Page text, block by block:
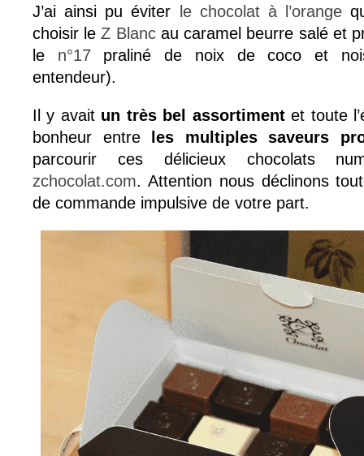
J’ai ainsi pu éviter
le chocolat à l’orange
choisir leZ Blancau caramel beurre salé et
le n°17praliné de noix de coco et
entendeur).
Il y avait un très bel assortimentet toute
bonheur entre
les multiples saveurs
parcourir ces délicieux chocolats
zchocolat.com. Attention nous déclinons
de commande impulsive de votre part.